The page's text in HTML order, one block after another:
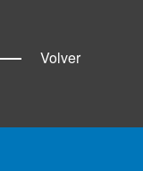
Volver